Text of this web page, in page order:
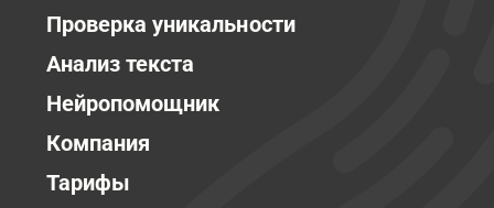
Проверка уникальности
Анализ текста
Нейропомощник
Компания
Тарифы